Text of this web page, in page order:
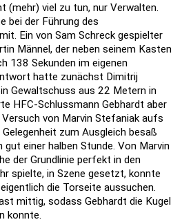
(mehr) viel zu tun, nur Verwalten.
bei der Führung des
Ein von Sam Schreck gespielter
Männel, der neben seinem Kasten
138 Sekunden im eigenen
hatte zunächst Dimitrij
Gewaltschuss aus 22 Metern in
HFC-Schlussmann Gebhardt aber
von Marvin Stefaniak aufs
zum Ausgleich besaß
einer halben Stunde. Von Marvin
der Grundlinie perfekt in den
spielte, in Szene gesetzt, konnte
die Torseite aussuchen.
mittig, sodass Gebhardt die Kugel
konnte.